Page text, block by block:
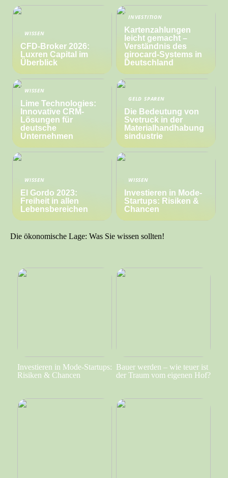
WISSEN
CFD-Broker 2026:
Luxren Capital im
Überblick
INVESTITION
Kartenzahlungen
leicht gemacht –
Verständnis des
girocard-Systems in
Deutschland
WISSEN
Lime Technologies:
Innovative CRM-
Lösungen für
deutsche
Unternehmen
GELD SPAREN
Die Bedeutung von
Svetruck in der
Materialhandhabung
sindustrie
WISSEN
El Gordo 2023:
Freiheit in allen
Lebensbereichen
WISSEN
Investieren in Mode-
Startups: Risiken &
Chancen
Die ökonomische Lage: Was Sie wissen sollten!
Investieren in Mode-Startups:
Risiken & Chancen
Bauer werden – wie teuer ist
der Traum vom eigenen Hof?